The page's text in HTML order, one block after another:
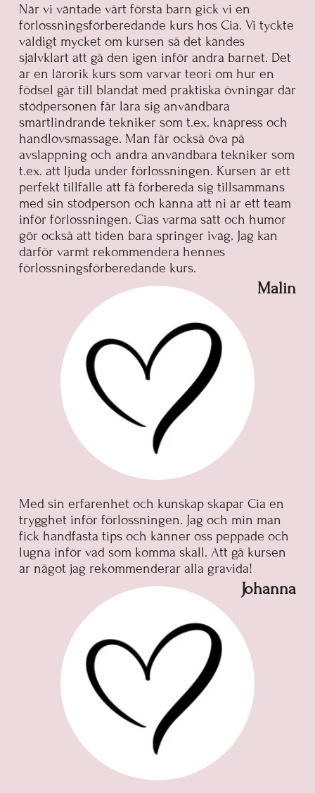
När vi väntade vårt första barn gick vi en
förlossningsförberedande kurs hos Cia. Vi tyckte
väldigt mycket om kursen så det kändes
självklart att gå den igen inför andra barnet. Det
är en lärorik kurs som varvar teori om hur en
födsel går till blandat med praktiska övningar där
stödpersonen får lära sig användbara
smärtlindrande tekniker som t.ex. knäpress och
handlovsmassage. Man får också öva på
avslappning och andra användbara tekniker som
t.ex. att ljuda under förlossningen. Kursen är ett
perfekt tillfälle att få förbereda sig tillsammans
med sin stödperson och känna att ni är ett team
inför förlossningen. Cias varma sätt och humor
gör också att tiden bara springer iväg. Jag kan
därför varmt rekommendera hennes
förlossningsförberedande kurs.
Malin
Med sin erfarenhet och kunskap skapar Cia en
trygghet inför förlossningen. Jag och min man
fick handfasta tips och känner oss peppade och
lugna inför vad som komma skall. Att gå kursen
är något jag rekommenderar alla gravida!
Johanna